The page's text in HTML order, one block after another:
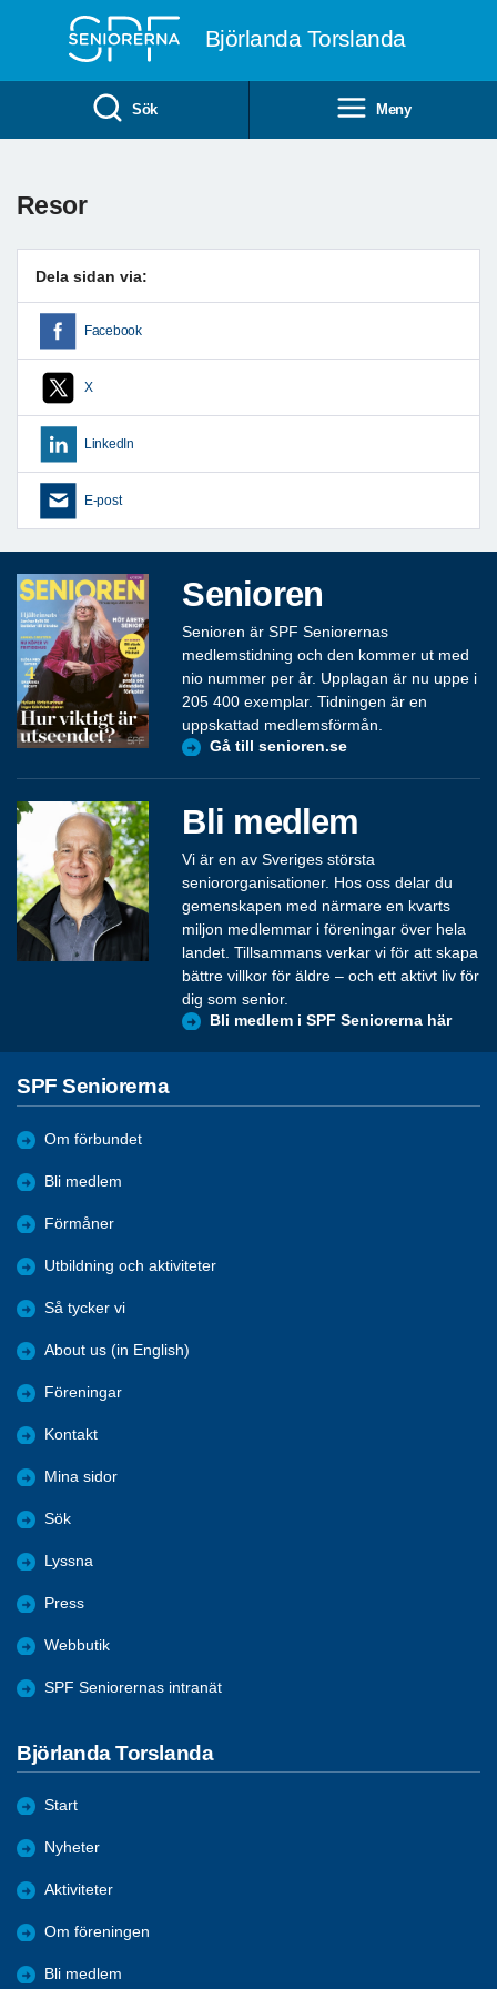
Björlanda Torslanda
Sök Meny
Resor
Dela sidan via:
Facebook
X
LinkedIn
E-post
Senioren
Senioren är SPF Seniorernas
medlemstidning och den kommer ut med
nio nummer per år. Upplagan är nu uppe i
205 400 exemplar. Tidningen är en
uppskattad medlemsförmån.
Gå till senioren.se
Bli medlem
Vi är en av Sveriges största
seniororganisationer. Hos oss delar du
gemenskapen med närmare en kvarts
miljon medlemmar i föreningar över hela
landet. Tillsammans verkar vi för att skapa
bättre villkor för äldre – och ett aktivt liv för
dig som senior.
Bli medlem i SPF Seniorerna här
SPF Seniorerna
Om förbundet
Bli medlem
Förmåner
Utbildning och aktiviteter
Så tycker vi
About us (in English)
Föreningar
Kontakt
Mina sidor
Sök
Lyssna
Press
Webbutik
SPF Seniorernas intranät
Björlanda Torslanda
Start
Nyheter
Aktiviteter
Om föreningen
Bli medlem